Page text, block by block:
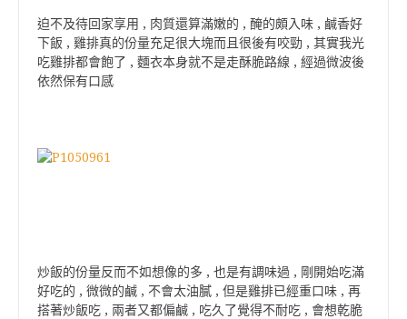
迫不及待回家享用 , 肉質還算滿嫩的 , 醃的頗入味 , 鹹香好
下飯 , 雞排真的份量充足很大塊而且很後有咬勁 , 其實我光
吃雞排都會飽了 , 麵衣本身就不是走酥脆路線 , 經過微波後
依然保有口感
炒飯的份量反而不如想像的多 , 也是有調味過 , 剛開始吃滿
好吃的 , 微微的鹹 , 不會太油膩 , 但是雞排已經重口味 , 再
搭著炒飯吃 , 兩者又都偏鹹 , 吃久了覺得不耐吃 , 會想乾脆